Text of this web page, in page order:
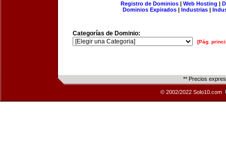
Registro de Dominios| Web Hosting |
Dominios Expirados | Industrias |
Categorías de Dominio:
[Pág.
** Precios
© 2002/2022 Solo10.com